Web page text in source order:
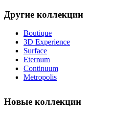
Другие коллекции
Boutique
3D Experience
Surface
Eternum
Continuum
Metropolis
Новые коллекции